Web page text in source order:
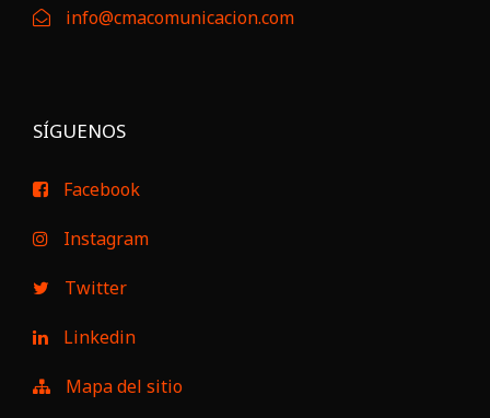
info@cmacomunicacion.com
SÍGUENOS
Facebook
Instagram
Twitter
Linkedin
Mapa del sitio